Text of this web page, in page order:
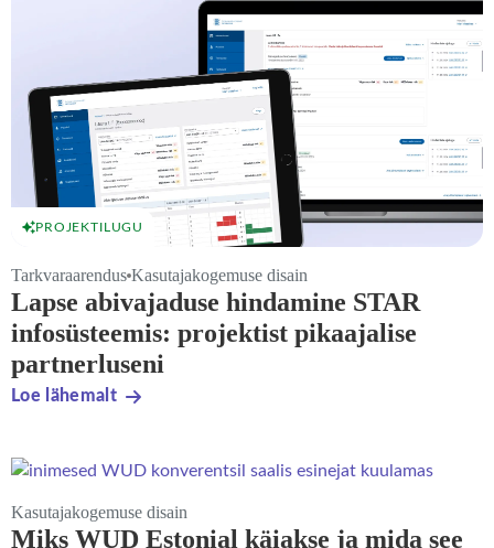
PROJEKTILUGU
Tarkvaraarendus Kasutajakogemuse disain
Lapse abivajaduse hindamine STAR
infosüsteemis: projektist pikaajalise
partnerluseni
Loe lähemalt
Kasutajakogemuse disain
Miks WUD Estonial käiakse ja mida see